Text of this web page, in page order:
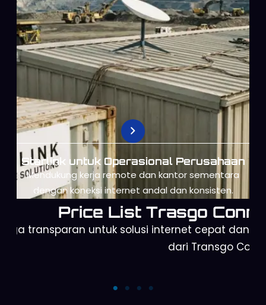
Starlink untuk Operasional Perusahaan
Mendukung kerja remote dan kantor sementara
dengan koneksi internet andal dan konsisten.
Price List Trasgo
transparan untuk solusi internet cepat dan
dari Transgo